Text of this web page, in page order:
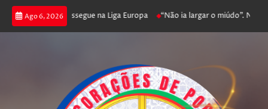
Ago 6, 2026
poker e prossegue na Liga Europa “Não ia largar o miúdo”.